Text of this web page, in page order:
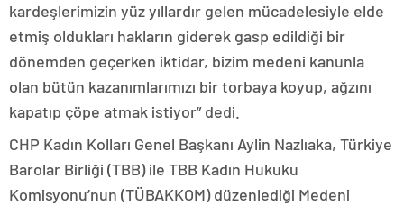
kardeşlerimizin yüz yıllardır gelen mücadelesiyle elde
etmiş oldukları hakların giderek gasp edildiği bir
dönemden geçerken iktidar, bizim medeni kanunla
olan bütün kazanımlarımızı bir torbaya koyup, ağzını
kapatıp çöpe atmak istiyor” dedi.
CHP Kadın Kolları Genel Başkanı Aylin Nazlıaka, Türkiye
Barolar Birliği (TBB) ile TBB Kadın Hukuku
Komisyonu’nun (TÜBAKKOM) düzenlediği Medeni